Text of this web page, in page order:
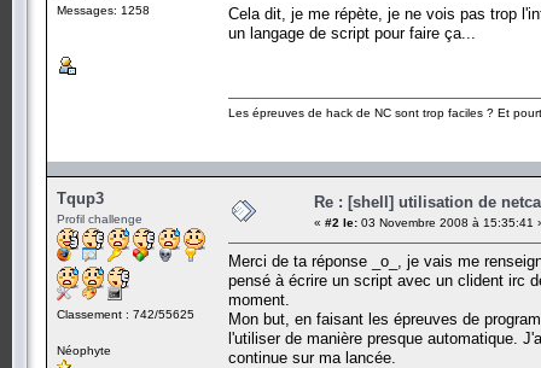
Messages: 1258
Cela dit, je me répète, je ne vois pas trop
un langage de script pour faire ça...
Les épreuves de hack de NC sont trop faciles ? Et
Tqup3
Profil challenge
Classement : 742/55625
Néophyte
Re : [shell] utilisation de
« #2 le: 03 Novembre 2008 à 15:35:41
Merci de ta réponse _o_, je vais me
pensé à écrire un script avec un clident irc
moment.
Mon but, en faisant les épreuves de
l'utiliser de manière presque automatique.
continue sur ma lancée.